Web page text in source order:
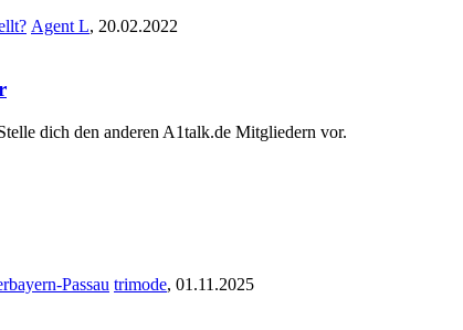
Agent L, 20.02.2022
dich den anderen A1talk.de Mitgliedern vor.
Passau trimode, 01.11.2025